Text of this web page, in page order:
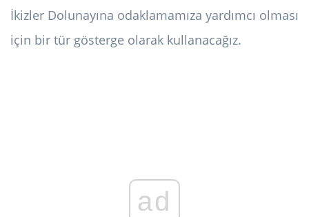
İkizler Dolunayına odaklamamıza yardımcı olması
için bir tür gösterge olarak kullanacağız.
ad